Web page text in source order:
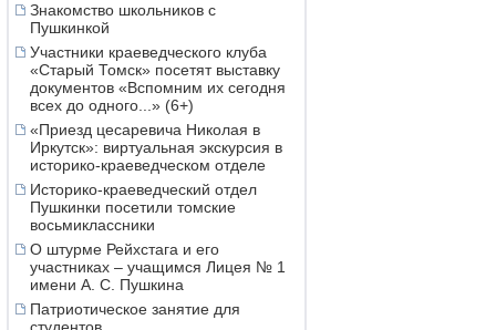
Знакомство школьников с
Пушкинкой
Участники краеведческого клуба
«Старый Томск» посетят выставку
документов «Вспомним их сегодня
всех до одного...» (6+)
«Приезд цесаревича Николая в
Иркутск»: виртуальная экскурсия в
историко-краеведческом отделе
Историко-краеведческий отдел
Пушкинки посетили томские
восьмиклассники
О штурме Рейхстага и его
участниках – учащимся Лицея № 1
имени А. С. Пушкина
Патриотическое занятие для